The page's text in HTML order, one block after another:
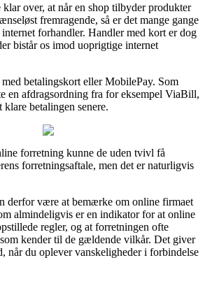
over, at når en shop tilbyder produkter
fremragende, så er det mange gange
forhandler. Handler med kort er dog
bistår os imod uoprigtige internet
betalingskort eller MobilePay. Som
en afdragsordning fra for eksempel ViaBill,
betalingen senere.
forretning kunne de uden tvivl få
forretningsaftale, men det er naturligvis
derfor være at bemærke om online firmaet
almindeligvis er en indikator for at online
regler, og at forretningen ofte
kender til de gældende vilkår. Det giver
når du oplever vanskeligheder i forbindelse